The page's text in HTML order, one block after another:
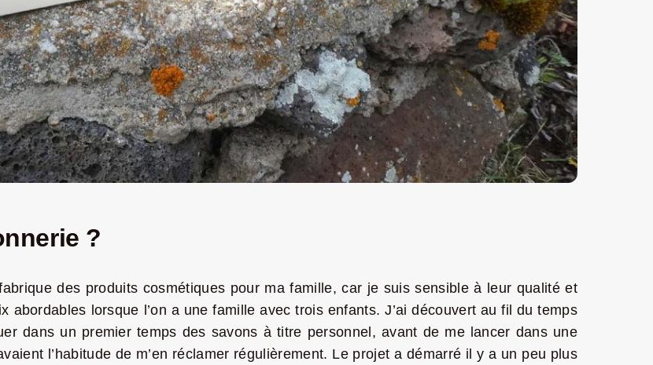
?
des produits cosmétiques pour ma famille, car je suis sensible à leur qualité et
abordables lorsque l’on a une famille avec trois enfants. J’ai découvert au fil du temps
dans un premier temps des savons à titre personnel, avant de me lancer dans une
l’habitude de m’en réclamer régulièrement. Le projet a démarré il y a un peu plus